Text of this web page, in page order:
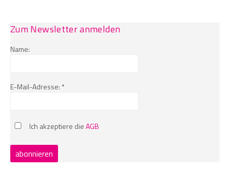
Zum Newsletter anmelden
Name:
E-Mail-Adresse: *
Ich akzeptiere dieAGB